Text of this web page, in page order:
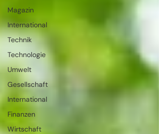
Magazin
International
Technik
Technologie
Umwelt
Gesellschaft
International
Finanzen
Wirtschaft